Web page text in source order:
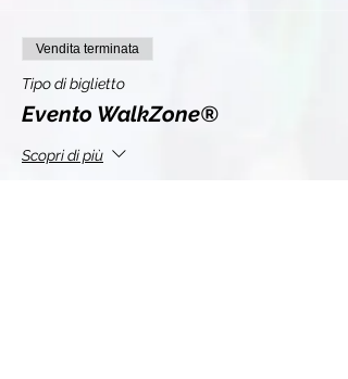
Vendita terminata
Tipo di biglietto
Evento WalkZone®
Scopri di più